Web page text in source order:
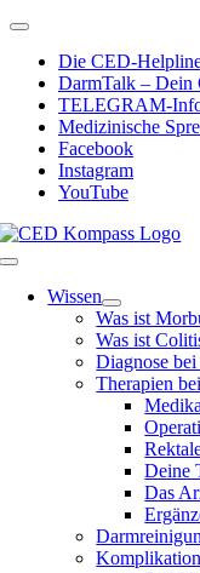
Zum
springen
Toggle
NavigationDie CED-
DarmTalk – Dein
TELEGRAM-
Medizinische
Facebook
Instagram
YouTube
Toggle
NavigationWissen
Was ist
Was ist
Diagnose
Therapien
Deine
Das